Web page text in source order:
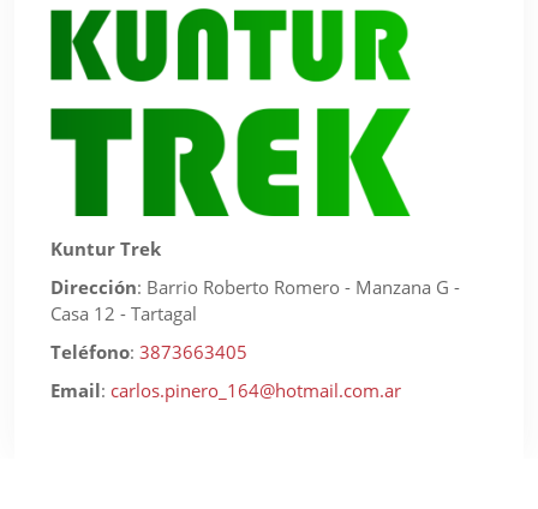
Kuntur Trek
Dirección: Barrio Roberto Romero - Manzana G -
Casa 12 - Tartagal
Teléfono: 3873663405
Email: carlos.pinero_164@hotmail.com.ar